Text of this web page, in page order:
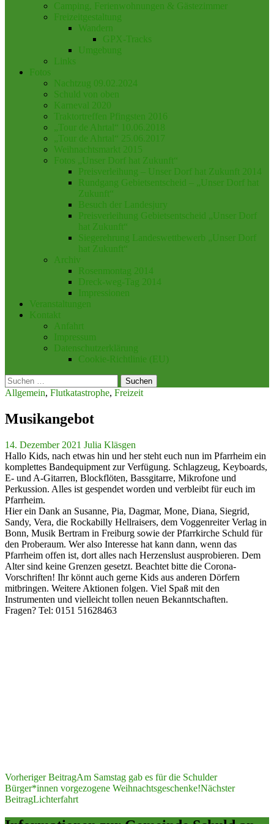
Camping, Ferienwohnungen & Gästezimmer
Freizeitgestaltung
Wandern
GPX-Tracks
Umgebung
Links
Fotos
Nachtzug 09.02.2024
Schuld von oben
Karneval 2020
Traktortreffen Pfingsten 2016
„Tour de Ahrtal“ 10.06.2018
„Tour de Ahrtal“ 25.06.2017
Weihnachtsmarkt 2015
Fotos „Unser Dorf hat Zukunft“
Preisverleihung – Unser Dorf hat Zukunft 2014
Rundgang Gebietsentscheid – „Unser Dorf hat
Zukunft“
Besuch der Landesjury
Preisverleihung Gebietsentscheid „Unser Dorf
hat Zukunft“
Siegerehrung Landeswettbewerb „Unser Dorf
hat Zukunft“
Archiv
Rosenmontag 2014
Dreck-weg-Tag 2014
Impressionen
Veranstaltungen
Kontakt
Anfahrt
Impressum
Datenschutzerklärung
Cookie-Richtlinie (EU)
Suchen
nach:
Allgemein, Flutkatastrophe, Freizeit
Musikangebot
14. Dezember 2021 Julia Kläsgen
Hallo Kids, nach etwas hin und her steht euch nun im Pfarrheim ein
komplettes Bandequipment zur Verfügung. Schlagzeug, Keyboards,
E- und A-Gitarren, Blockflöten, Bassgitarre, Mikrofone und
Perkussion. Alles ist gespendet worden und verbleibt für euch im
Pfarrheim.
Hier ein Dank an Susanne, Pia, Dagmar, Mone, Diana, Siegrid,
Sandy, Vera, die Rockabilly Hellraisers, dem Voggenreiter Verlag in
Bonn, Musik Bertram in Freiburg sowie der Pfarrkirche Schuld für
den Proberaum. Wer also Interesse hat kann dann, wenn das
Pfarrheim offen ist, dort alles nach Herzenslust ausprobieren. Dem
Alter sind keine Grenzen gesetzt. Beachtet bitte die Corona-
Vorschriften! Ihr könnt auch gerne Kids aus anderen Dörfern
mitbringen. Weitere Aktionen folgen. Viel Spaß mit den
Instrumenten und vielleicht tollen neuen Bekanntschaften.
Fragen? Tel: 0151 51628463
Beitragsnavigation
Vorheriger BeitragAm Samstag gab es für die Schulder
Bürger*innen vorgezogene Weihnachtsgeschenke!Nächster
BeitragLichterfahrt